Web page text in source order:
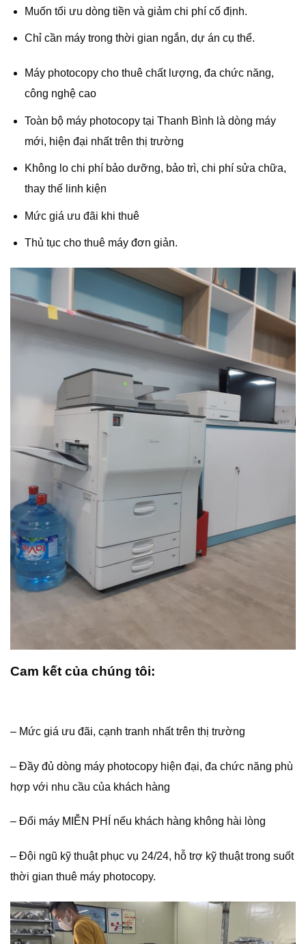
Muốn tối ưu dòng tiền và giảm chi phí cố định.
Chỉ cần máy trong thời gian ngắn, dự án cụ thể.
Máy photocopy cho thuê chất lượng, đa chức năng,
công nghệ cao
Toàn bộ máy photocopy tại Thanh Bình là dòng máy
mới, hiện đại nhất trên thị trường
Không lo chi phí bảo dưỡng, bảo trì, chi phí sửa chữa,
thay thế linh kiện
Mức giá ưu đãi khi thuê
Thủ tục cho thuê máy đơn giản.
Cam kết của chúng tôi:
– Mức giá ưu đãi, cạnh tranh nhất trên thị trường
– Đầy đủ dòng máy photocopy hiện đại, đa chức năng phù
hợp với nhu cầu của khách hàng
– Đổi máy MIỄN PHÍ nếu khách hàng không hài lòng
– Đội ngũ kỹ thuật phục vụ 24/24, hỗ trợ kỹ thuật trong suốt
thời gian thuê máy photocopy.